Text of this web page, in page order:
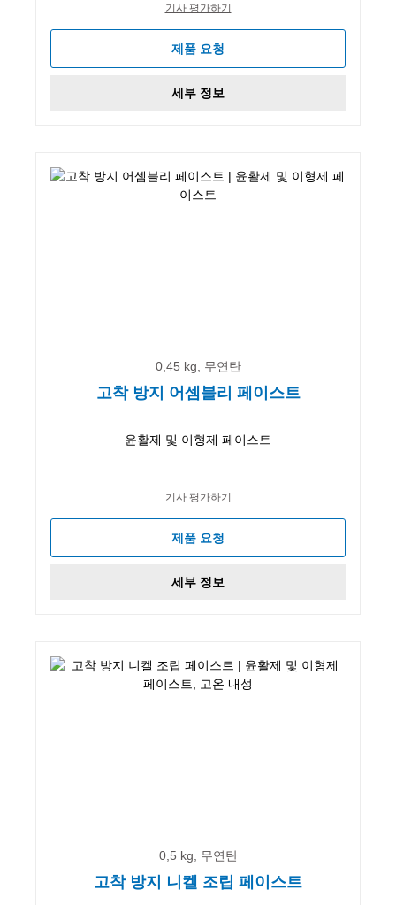
기사 평가하기
제품 요청
세부 정보
0,45 kg, 무연탄
고착 방지 어셈블리 페이스트
윤활제 및 이형제 페이스트
기사 평가하기
제품 요청
세부 정보
0,5 kg, 무연탄
고착 방지 니켈 조립 페이스트